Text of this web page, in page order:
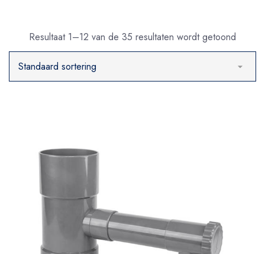
Resultaat 1–12 van de 35 resultaten wordt getoond